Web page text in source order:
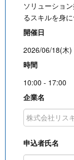
ソリューショ
るスキルを身
開催日
2026/06/18(木)
時間
10:00 - 17:00
企業名
申込者氏名